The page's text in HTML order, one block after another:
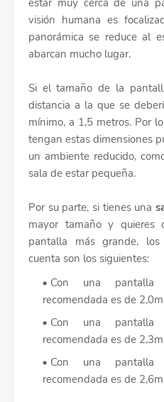
visión humana es
panorámica se reduce al
abarcan mucho lugar.
Si el tamaño de la
distancia a la que se
mínimo, a 1,5 metros. Por
tengan estas dimensiones
un ambiente reducido,
sala de estar pequeña.
Por su parte, si tienes una
mayor tamaño y quieres
pantalla más grande,
cuenta son los siguientes:
Con una
recomendada es de 2,0m
Con una
recomendada es de 2,3m
Con una
recomendada es de 2,6m